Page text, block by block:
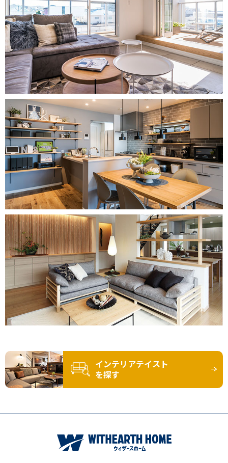
インテリアテイスト
を探す